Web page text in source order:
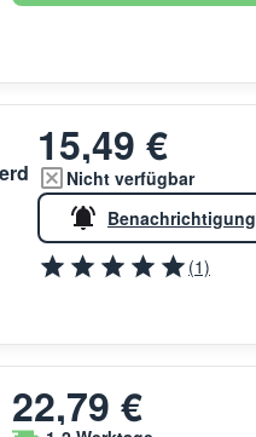
15,49 €
Nicht verfügbar
Benachrichtigung
(1)
22,79 €